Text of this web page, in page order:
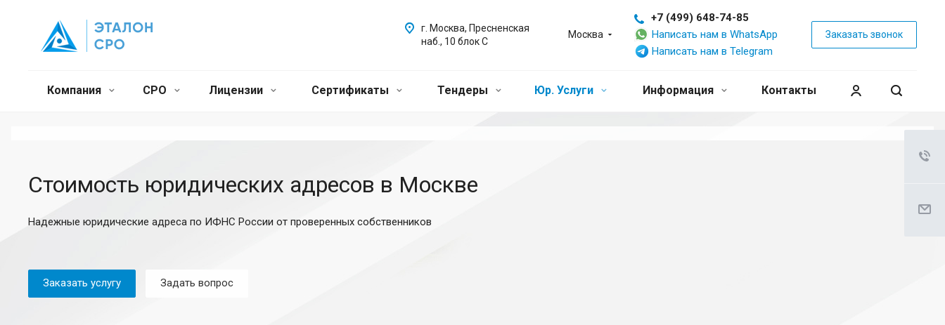
Москва
+7 (499) 648-74-85
Написать нам в WhatsApp
Написать нам в Telegram
Заказать звонок
г. Москва, Пресненская
наб., 10 блок С
Компания СРО Лицензии Сертификаты Тендеры Юр. Услуги Информация Контакты
Стоимость юридических адресов в Москве
Надежные юридические адреса по ИФНС России от проверенных собственников
Заказать услугу Задать вопрос